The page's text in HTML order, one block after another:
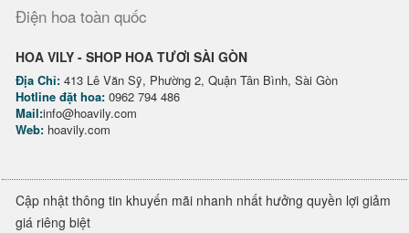
Điện hoa toàn quốc
HOA VILY - SHOP HOA TƯƠI SÀI GÒN
Địa Chỉ: 413 Lê Văn Sỹ, Phường 2, Quận Tân Bình, Sài Gòn
Hotline đặt hoa: 0962 794 486
Mail:info@hoavily.com
Web: hoavily.com
Cập nhật thông tin khuyến mãi nhanh nhất hưởng quyền lợi giảm
giá riêng biệt